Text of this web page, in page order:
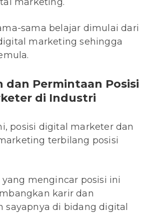
sama belajar dimulai dari
marketing sehingga
dan Permintaan Posisi
di Industri
posisi digital marketer dan
terbilang posisi
mengincar posisi ini
karir dan
sayapnya di bidang digital